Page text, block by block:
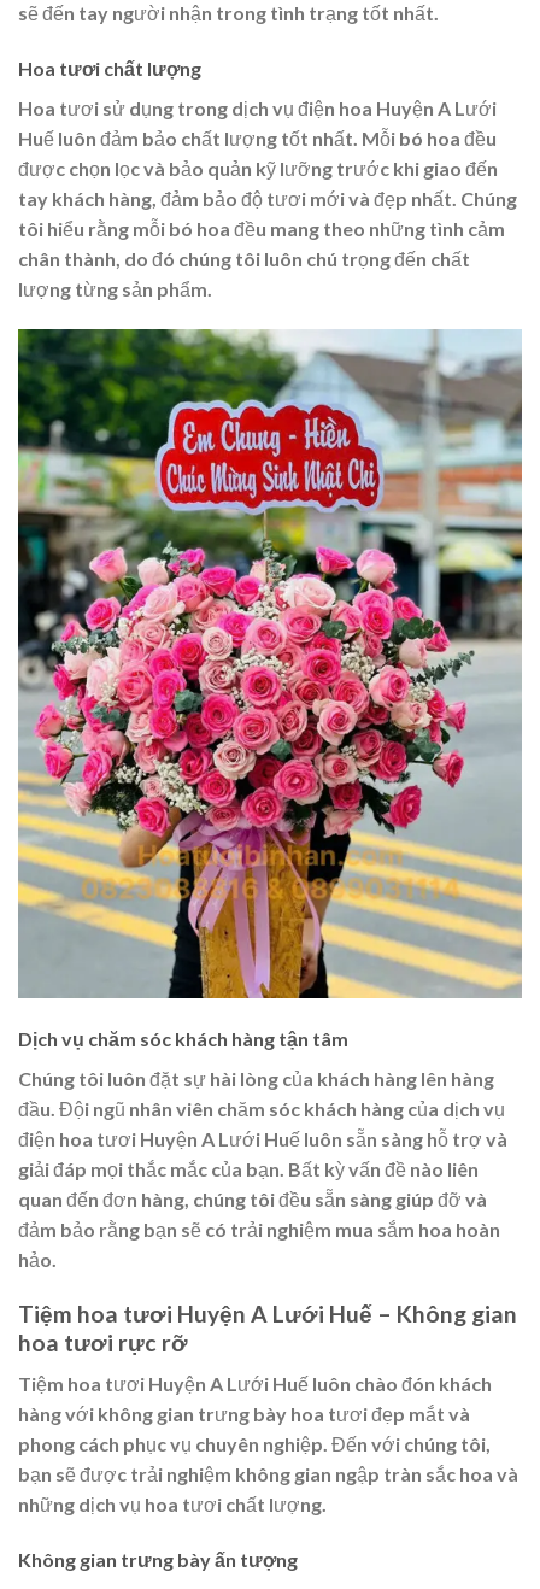
sẽ đến tay người nhận trong tình trạng tốt nhất.
Hoa tươi chất lượng
Hoa tươi sử dụng trong dịch vụ điện hoa Huyện A Lưới
Huế luôn đảm bảo chất lượng tốt nhất. Mỗi bó hoa đều
được chọn lọc và bảo quản kỹ lưỡng trước khi giao đến
tay khách hàng, đảm bảo độ tươi mới và đẹp nhất. Chúng
tôi hiểu rằng mỗi bó hoa đều mang theo những tình cảm
chân thành, do đó chúng tôi luôn chú trọng đến chất
lượng từng sản phẩm.
Dịch vụ chăm sóc khách hàng tận tâm
Chúng tôi luôn đặt sự hài lòng của khách hàng lên hàng
đầu. Đội ngũ nhân viên chăm sóc khách hàng của dịch vụ
điện hoa tươi Huyện A Lưới Huế luôn sẵn sàng hỗ trợ và
giải đáp mọi thắc mắc của bạn. Bất kỳ vấn đề nào liên
quan đến đơn hàng, chúng tôi đều sẵn sàng giúp đỡ và
đảm bảo rằng bạn sẽ có trải nghiệm mua sắm hoa hoàn
hảo.
Tiệm hoa tươi Huyện A Lưới Huế – Không gian
hoa tươi rực rỡ
Tiệm hoa tươi Huyện A Lưới Huế luôn chào đón khách
hàng với không gian trưng bày hoa tươi đẹp mắt và
phong cách phục vụ chuyên nghiệp. Đến với chúng tôi,
bạn sẽ được trải nghiệm không gian ngập tràn sắc hoa và
những dịch vụ hoa tươi chất lượng.
Không gian trưng bày ấn tượng